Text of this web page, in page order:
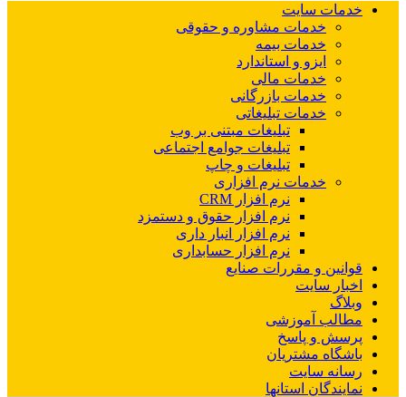
خدمات سایت
خدمات مشاوره و حقوقی
خدمات بیمه
ایزو و استاندارد
خدمات مالی
خدمات بازرگانی
خدمات تبلیغاتی
تبلیغات مبتنی بر وب
تبلیغات جوامع اجتماعی
تبلیغات و چاپ
خدمات نرم افزاری
نرم افزار CRM
نرم افزار حقوق و دستمزد
نرم افزار انبار داری
نرم افزار حسابداری
قوانین و مقررات صنایع
اخبار سایت
وبلاگ
مطالب آموزشی
پرسش و پاسخ
باشگاه مشتریان
رسانه سایت
نمایندگان استانها